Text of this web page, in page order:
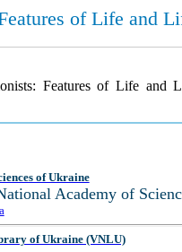
of Life and
Features of Life and
of Ukraine
Academy of
of Ukraine (VNLU)